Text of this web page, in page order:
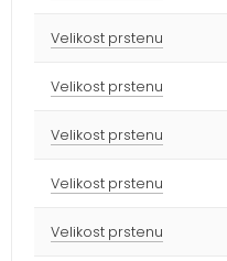
Velikost prstenu
Velikost prstenu
Velikost prstenu
Velikost prstenu
Velikost prstenu